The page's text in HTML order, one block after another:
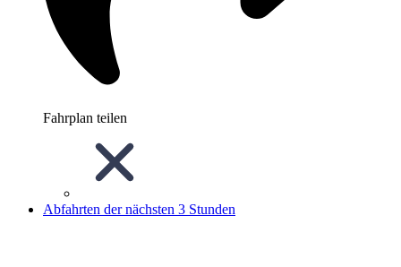
Fahrplan teilen
Abfahrten der nächsten 3 Stunden